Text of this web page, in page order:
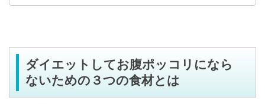
ダイエットしてお腹ポッコリになら
ないための３つの食材とは